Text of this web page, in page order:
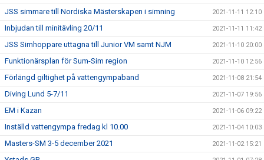
JSS simmare till Nordiska Mästerskapen i simning 2021-11-11 12:10
Inbjudan till minitävling 20/11 2021-11-11 11:42
JSS Simhoppare uttagna till Junior VM samt NJM 2021-11-10 20:00
Funktionärsplan för Sum-Sim region 2021-11-10 12:56
Förlängd giltighet på vattengympaband 2021-11-08 21:54
Diving Lund 5-7/11 2021-11-07 19:56
EM i Kazan 2021-11-06 09:22
Inställd vattengympa fredag kl 10.00 2021-11-04 10:03
Masters-SM 3-5 december 2021 2021-11-02 15:21